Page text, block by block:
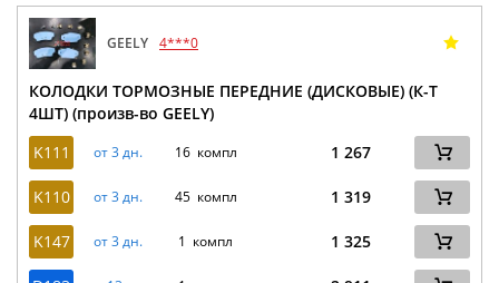
GEELY 4***0
КОЛОДКИ ТОРМОЗНЫЕ ПЕРЕДНИЕ (ДИСКОВЫЕ) (К-Т
4ШТ) (произв-во GEELY)
K111
от 3 дн. 16 компл 1 267
K110 от 3 дн. 45 компл 1 319
K147 от 3 дн. 1 компл 1 325